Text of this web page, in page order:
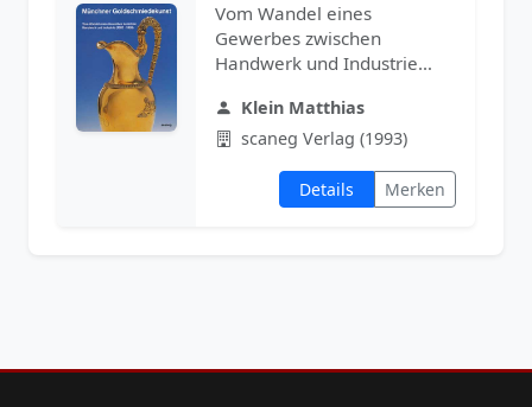
Vom Wandel eines
Gewerbes zwischen
Handwerk und Industrie
Klein Matthias
scaneg Verlag (1993)
Details Merken